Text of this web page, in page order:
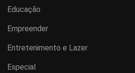
Educação
Empreender
Entretenimento e Lazer
Especial